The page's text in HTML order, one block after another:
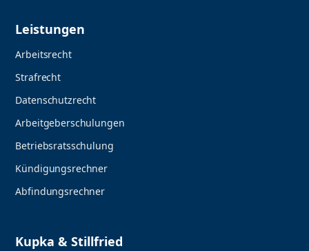
Leistungen
Arbeitsrecht
Strafrecht
Datenschutzrecht
Arbeitgeberschulungen
Betriebsratsschulung
Kündigungsrechner
Abfindungsrechner
Kupka & Stillfried